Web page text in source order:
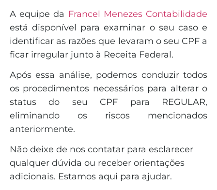
A equipe da Francel Menezes Contabilidade
está disponível para examinar o seu caso e
identificar as razões que levaram o seu CPF a
ficar irregular junto à Receita Federal.
Após essa análise, podemos conduzir todos
os procedimentos necessários para alterar o
status do seu CPF para REGULAR,
eliminando os riscos mencionados
anteriormente.
Não deixe de nos contatar para esclarecer
qualquer dúvida ou receber orientações
adicionais. Estamos aqui para ajudar.